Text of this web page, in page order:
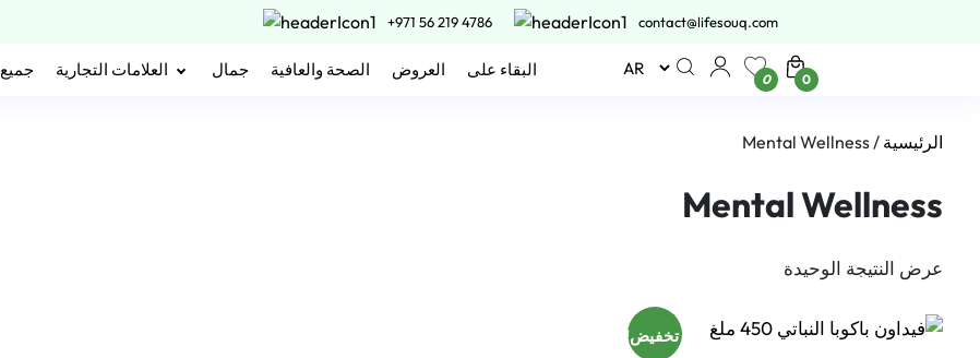
+971 56 219 4786 contact@lifesouq.com
العلامات التجارية جمال الصحة والعافية العروض البقاء على 0 0
الرئيسية / Mental Wellness
Mental Wellness
عرض النتيجة الوحيدة
تخفيض!